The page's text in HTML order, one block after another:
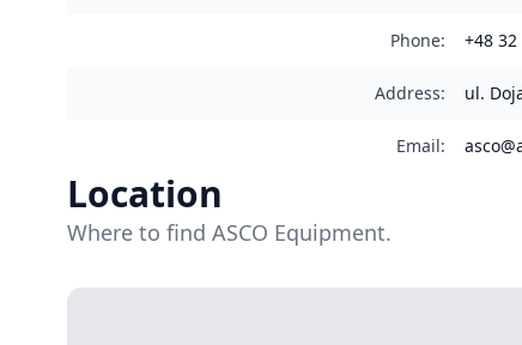
Phone: +48 32
Address: ul.
Email:
Location
Where to find ASCO Equipment.